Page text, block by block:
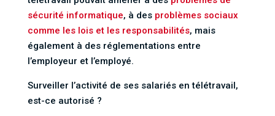
sécurité informatique, à des problèmes sociaux
comme les lois et les responsabilités, mais
également à des réglementations entre
l’employeur et l’employé.
Surveiller l’activité de ses salariés en télétravail,
est-ce autorisé ?